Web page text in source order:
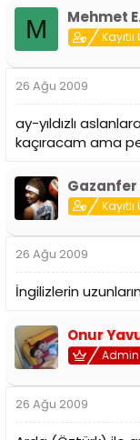
M Mehmet
Kayıtlı
26 Ağu 2009
ay-yıldızlı
kaçıracam ama
Gazanfer
Kayıtlı
26 Ağu 2009
İngilizlerin
Onur
Admin
26 Ağu 2009